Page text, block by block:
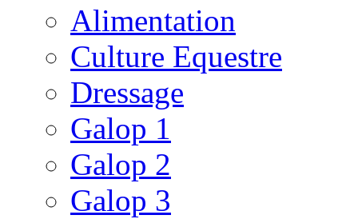
Alimentation
Culture Equestre
Dressage
Galop 1
Galop 2
Galop 3